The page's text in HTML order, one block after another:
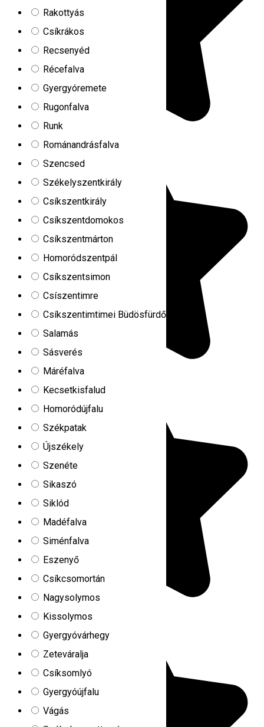
Rakottyás
Csíkrákos
Recsenyéd
Récefalva
Gyergyóremete
Rugonfalva
Runk
Románandrásfalva
Szencsed
Székelyszentkirály
Csíkszentkirály
Csíkszentdomokos
Csíkszentmárton
Homoródszentpál
Csíkszentsimon
Csíszentimre
Csíkszentimtimei Büdösfürdő
Salamás
Sásverés
Máréfalva
Kecsetkisfalud
Homoródújfalu
Székpatak
Újszékely
Szenéte
Sikaszó
Siklód
Madéfalva
Siménfalva
Eszenyő
Csíkcsomortán
Nagysolymos
Kissolymos
Gyergyóvárhegy
Zeteváralja
Csíksomlyó
Gyergyóújfalu
Vágás